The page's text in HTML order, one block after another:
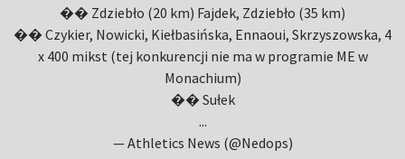
�� Zdziebło (20 km) Fajdek, Zdziebło (35 km)
�� Czykier, Nowicki, Kiełbasińska, Ennaoui, Skrzyszowska, 4
x 400 mikst (tej konkurencji nie ma w programie ME w
Monachium)
�� Sułek
...
— Athletics News (@Nedops)